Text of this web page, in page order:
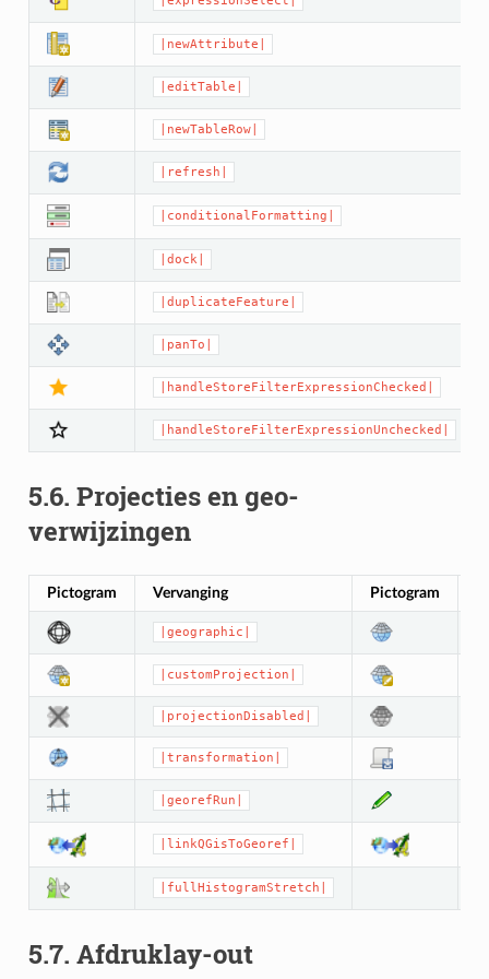
|newAttribute|
|editTable|
|newTableRow|
|refresh|
|conditionalFormatting|
|dock|
|duplicateFeature|
|panTo|
|handleStoreFilterExpressionChecked|
|handleStoreFilterExpressionUnchecked|
5.6. Projecties en geo-
verwijzingen
Pictogram Vervanging Pictogram
|geographic|
|customProjection|
|projectionDisabled|
|transformation|
|georefRun|
|linkQGisToGeoref|
|fullHistogramStretch|
5.7. Afdruklay-out